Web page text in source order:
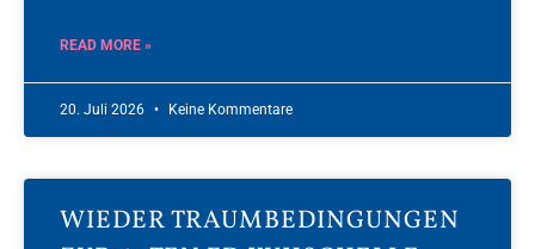
READ MORE »
20. Juli 2026 Keine Kommentare
WIEDER TRAUMBEDINGUNGEN